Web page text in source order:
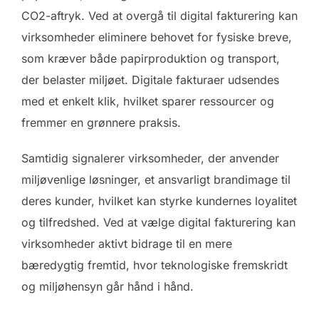
CO2-aftryk. Ved at overgå til digital fakturering kan
virksomheder eliminere behovet for fysiske breve,
som kræver både papirproduktion og transport,
der belaster miljøet. Digitale fakturaer udsendes
med et enkelt klik, hvilket sparer ressourcer og
fremmer en grønnere praksis.
Samtidig signalerer virksomheder, der anvender
miljøvenlige løsninger, et ansvarligt brandimage til
deres kunder, hvilket kan styrke kundernes loyalitet
og tilfredshed. Ved at vælge digital fakturering kan
virksomheder aktivt bidrage til en mere
bæredygtig fremtid, hvor teknologiske fremskridt
og miljøhensyn går hånd i hånd.